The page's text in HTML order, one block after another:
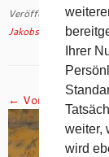
Veröffentlicht am30.
Jakobsweg 2008 –
← Vorheriges
Ihrer
weiter,
wird